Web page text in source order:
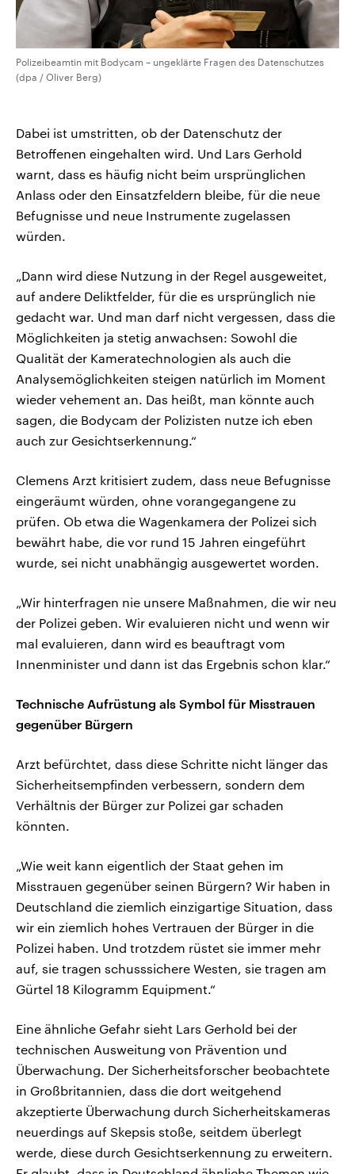
Polizeibeamtin mit Bodycam – ungeklärte Fragen des Datenschutzes
(dpa / Oliver Berg)
Dabei ist umstritten, ob der Datenschutz der
Betroffenen eingehalten wird. Und Lars Gerhold
warnt, dass es häufig nicht beim ursprünglichen
Anlass oder den Einsatzfeldern bleibe, für die neue
Befugnisse und neue Instrumente zugelassen
würden.
„Dann wird diese Nutzung in der Regel ausgeweitet,
auf andere Deliktfelder, für die es ursprünglich nie
gedacht war. Und man darf nicht vergessen, dass die
Möglichkeiten ja stetig anwachsen: Sowohl die
Qualität der Kameratechnologien als auch die
Analysemöglichkeiten steigen natürlich im Moment
wieder vehement an. Das heißt, man könnte auch
sagen, die Bodycam der Polizisten nutze ich eben
auch zur Gesichtserkennung.“
Clemens Arzt kritisiert zudem, dass neue Befugnisse
eingeräumt würden, ohne vorangegangene zu
prüfen. Ob etwa die Wagenkamera der Polizei sich
bewährt habe, die vor rund 15 Jahren eingeführt
wurde, sei nicht unabhängig ausgewertet worden.
„Wir hinterfragen nie unsere Maßnahmen, die wir neu
der Polizei geben. Wir evaluieren nicht und wenn wir
mal evaluieren, dann wird es beauftragt vom
Innenminister und dann ist das Ergebnis schon klar.“
Technische Aufrüstung als Symbol für Misstrauen
gegenüber Bürgern
Arzt befürchtet, dass diese Schritte nicht länger das
Sicherheitsempfinden verbessern, sondern dem
Verhältnis der Bürger zur Polizei gar schaden
könnten.
„Wie weit kann eigentlich der Staat gehen im
Misstrauen gegenüber seinen Bürgern? Wir haben in
Deutschland die ziemlich einzigartige Situation, dass
wir ein ziemlich hohes Vertrauen der Bürger in die
Polizei haben. Und trotzdem rüstet sie immer mehr
auf, sie tragen schusssichere Westen, sie tragen am
Gürtel 18 Kilogramm Equipment.“
Eine ähnliche Gefahr sieht Lars Gerhold bei der
technischen Ausweitung von Prävention und
Überwachung. Der Sicherheitsforscher beobachtete
in Großbritannien, dass die dort weitgehend
akzeptierte Überwachung durch Sicherheitskameras
neuerdings auf Skepsis stoße, seitdem überlegt
werde, diese durch Gesichtserkennung zu erweitern.